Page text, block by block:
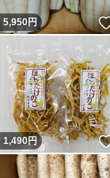
5,950円
1,490円